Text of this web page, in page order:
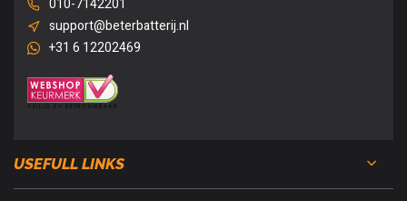
010-7142201
support@beterbatterij.nl
+31 6 12202469
USEFULL LINKS